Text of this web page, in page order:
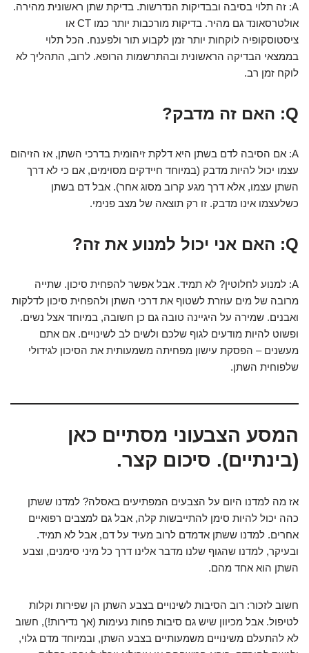
A: זה תלוי בסיבה ובבדיקות הנדרשות. בדיקת שתן ראשונית מהירה.
אולטרסאונד גם מהיר. בדיקות מורכבות יותר כמו CT או
ציסטוסקופיה לוקחות יותר זמן לקבוע תור ולפענח. הכל תלוי
בממצאי הבדיקה הראשונית ובהתרשמות הרופא. לרוב, התהליך לא
לוקח זמן רב.
Q: האם זה מדבק?
A: אם הסיבה לדם בשתן היא דלקת זיהומית בדרכי השתן, אז הזיהום
עצמו יכול להיות מדבק (במיוחד חיידקים מסוימים, אם כי לא דרך
השתן עצמו, אלא דרך מגע קרוב מסוג אחר). אבל דם בשתן
כשלעצמו אינו מדבק. זו רק תוצאה של מצב פנימי.
Q: האם אני יכול למנוע את זה?
A: למנוע לחלוטין? לא תמיד. אבל אפשר להפחית סיכון. שתייה
מרובה של מים עוזרת לשטוף את דרכי השתן ולהפחית סיכון לדלקות
ואבנים. שמירה על היגיינה טובה גם כן חשובה, במיוחד אצל נשים.
ופשוט להיות מודעים לגוף שלכם ולשים לב לשינויים. אם אתם
מעשנים – הפסקת עישון מפחיתה משמעותית את הסיכון לגידולי
שלפוחית השתן.
המסע הצבעוני מסתיים כאן
(בינתיים). סיכום קצר.
אז מה למדנו היום על הצבעים המפתיעים באסלה? למדנו ששתן
כהה יכול להיות סימן להתייבשות קלה, אבל גם למצבים רפואיים
אחרים. למדנו ששתן אדמדם לרוב מעיד על דם, אבל לא תמיד.
ובעיקר, למדנו שהגוף שלנו מדבר אלינו דרך כל מיני סימנים, וצבע
השתן הוא אחד מהם.
חשוב לזכור: רוב הסיבות לשינויים בצבע השתן הן שפירות וקלות
לטיפול. אבל מכיוון שיש גם סיבות פחות נעימות (אך נדירות!), חשוב
לא להתעלם משינויים משמעותיים בצבע השתן, ובמיוחד מדם גלוי,